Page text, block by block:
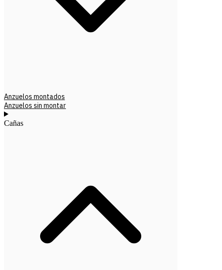
Anzuelos montados
Anzuelos sin montar
Cañas